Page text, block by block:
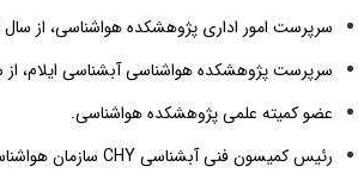
امور اداری پژوهشکده هواشناسی، از سال 1385 تا دی 1388
هواشناسی آبشناسی ایلام، از سال 1387 تا مرداد 1390
علمی پژوهشکده هواشناسی.
کمیسون فنی آبشناسیCHYسازمان هواشناسی کشور